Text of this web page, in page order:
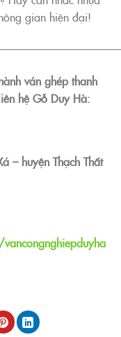
gian hiện đại!
ván ghép thanh
hệ Gỗ Duy Hà:
– huyện Thạch Thất